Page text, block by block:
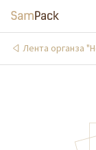
Лента органза